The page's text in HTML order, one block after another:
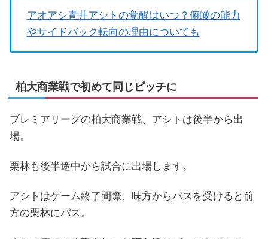
アオアシ青井アシトの覚醒はいつ？俯瞰の能力
やサイドバック転向の理由についても
柏大商業戦で初めて同じピッチに
プレミアリーグの柏大商業戦、アシトは後半から出
場。
栗林も後半途中から試合に出場します。
アシトはゲーム終了間際、味方からパスを受けると前
方の栗林にパス。